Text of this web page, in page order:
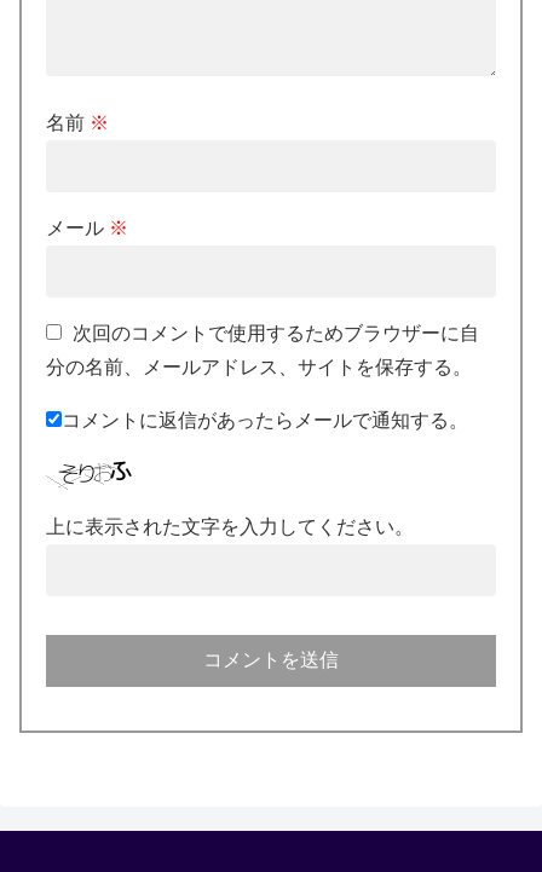
名前 ※
メール ※
次回のコメントで使用するためブラウザーに自
分の名前、メールアドレス、サイトを保存する。
コメントに返信があったらメールで通知する。
上に表示された文字を入力してください。